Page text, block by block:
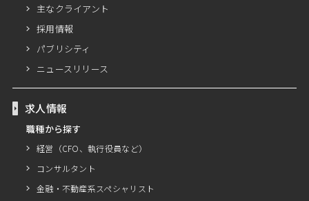
主なクライアント
採用情報
パブリシティ
ニュースリリース
求人情報
職種から探す
経営（CFO、執行役員など）
コンサルタント
金融・不動産系スペシャリスト